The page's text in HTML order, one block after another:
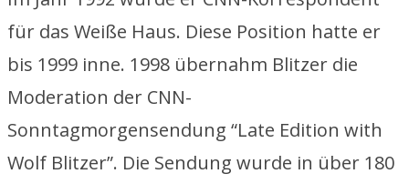
für das Weiße Haus. Diese Position hatte er
bis 1999 inne. 1998 übernahm Blitzer die
Moderation der CNN-
Sonntagmorgensendung “Late Edition with
Wolf Blitzer”. Die Sendung wurde in über 180